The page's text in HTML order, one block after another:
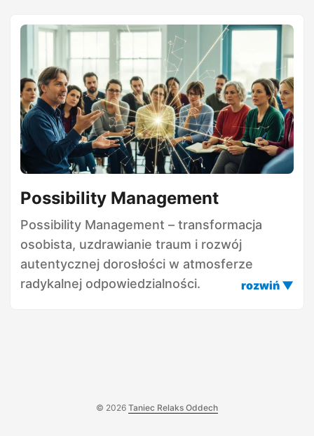
Possibility Management
Possibility Management – transformacja
osobista, uzdrawianie traum i rozwój
autentycznej dorosłości w atmosferze
radykalnej odpowiedzialności.
© 2026 Taniec Relaks Oddech